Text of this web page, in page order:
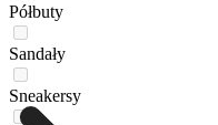
Półbuty
Sandały
Sneakersy